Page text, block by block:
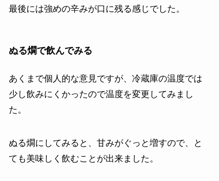
最後には強めの辛みが口に残る感じでした。
ぬる燗で飲んでみる
あくまで個人的な意見ですが、冷蔵庫の温度では
少し飲みにくかったので温度を変更してみまし
た。
ぬる燗にしてみると、甘みがぐっと増すので、と
ても美味しく飲むことが出来ました。